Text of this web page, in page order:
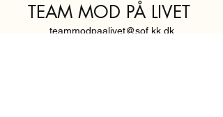
TEAM MOD PÅ LIVET
teammodpaalivet@sof.kk.dk